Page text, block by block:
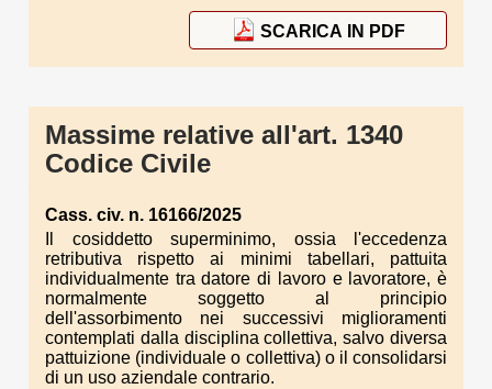
SCARICA IN PDF
Massime relative all'art. 1340
Codice Civile
Cass. civ. n. 16166/2025
Il cosiddetto superminimo, ossia l'eccedenza
retributiva rispetto ai minimi tabellari, pattuita
individualmente tra datore di lavoro e lavoratore, è
normalmente soggetto al principio
dell'assorbimento nei successivi miglioramenti
contemplati dalla disciplina collettiva, salvo diversa
pattuizione (individuale o collettiva) o il consolidarsi
di un uso aziendale contrario.